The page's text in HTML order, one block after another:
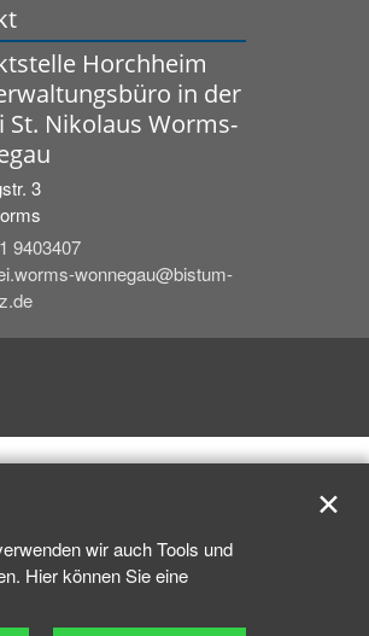
Horchheim
in der
St. Nikolaus Worms-
3
9403407
wonnegau@bistum-
wir auch Tools und
Hier können Sie eine
✕